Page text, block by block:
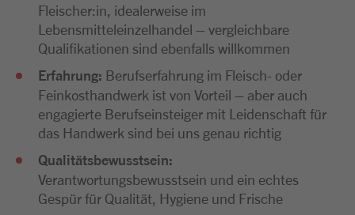
Fleischer:in, idealerweise im
Lebensmitteleinzelhandel – vergleichbare
Qualifikationen sind ebenfalls willkommen
Erfahrung: Berufserfahrung im Fleisch- oder
Feinkosthandwerk ist von Vorteil – aber auch
engagierte Berufseinsteiger mit Leidenschaft für
das Handwerk sind bei uns genau richtig
Qualitätsbewusstsein:
Verantwortungsbewusstsein und ein echtes
Gespür für Qualität, Hygiene und Frische